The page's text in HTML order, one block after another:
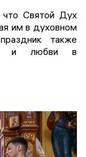
Святой Дух
им в духовном
также
и любви в